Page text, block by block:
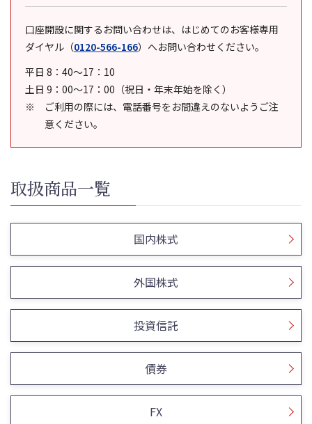
口座開設に関するお問い合わせは、はじめてのお客様専用
ダイヤル （0120-566-166） へお問い合わせください。
平日 8：40～17：10
土日 9：00～17：00（祝日・年末年始を除く）
ご利用の際には、電話番号をお間違えのないようご注
意ください。
取扱商品一覧
国内株式
外国株式
投資信託
債券
FX